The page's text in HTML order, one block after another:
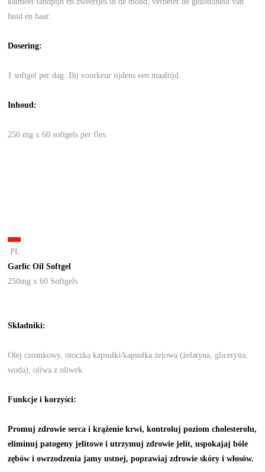
huid en haar.
Dosering:
1 softgel per dag. Bij voorkeur tijdens een maaltijd.
Inhoud:
250 mg x 60 softgels per fles.
PL
Garlic Oil Softgel
250mg x 60 Softgels
Składniki:
Olej czosnkowy, otoczka kapsułki/kapsułka żelowa (żelatyna, gliceryna,
woda), oliwa z oliwek.
Funkcje i korzyści:
Promuj zdrowie serca i krążenie krwi, kontroluj poziom cholesterolu,
eliminuj patogeny jelitowe i utrzymuj zdrowie jelit, uspokajaj bóle
zębów i owrzodzenia jamy ustnej, poprawiaj zdrowie skóry i włosów.